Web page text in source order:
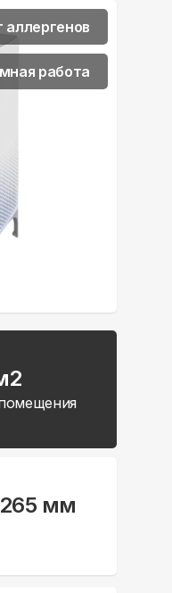
работа
мм